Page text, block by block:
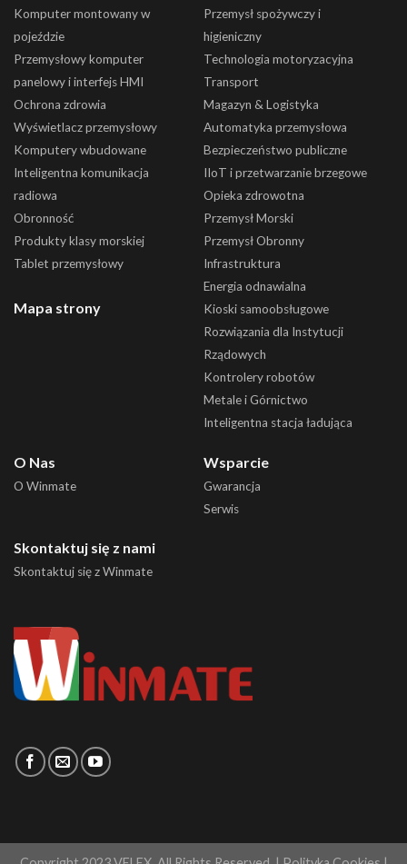
Komputer montowany w
pojeździe
Przemysłowy komputer
panelowy i interfejs HMI
Ochrona zdrowia
Wyświetlacz przemysłowy
Komputery wbudowane
Inteligentna komunikacja
radiowa
Obronność
Produkty klasy morskiej
Tablet przemysłowy
Mapa strony
Przemysł spożywczy i
higieniczny
Technologia motoryzacyjna
Transport
Magazyn & Logistyka
Automatyka przemysłowa
Bezpieczeństwo publiczne
IIoT i przetwarzanie brzegowe
Opieka zdrowotna
Przemysł Morski
Przemysł Obronny
Infrastruktura
Energia odnawialna
Kioski samoobsługowe
Rozwiązania dla Instytucji
Rządowych
Kontrolery robotów
Metale i Górnictwo
Inteligentna stacja ładująca
O Nas
O Winmate
Wsparcie
Gwarancja
Serwis
Skontaktuj się z nami
Skontaktuj się z Winmate